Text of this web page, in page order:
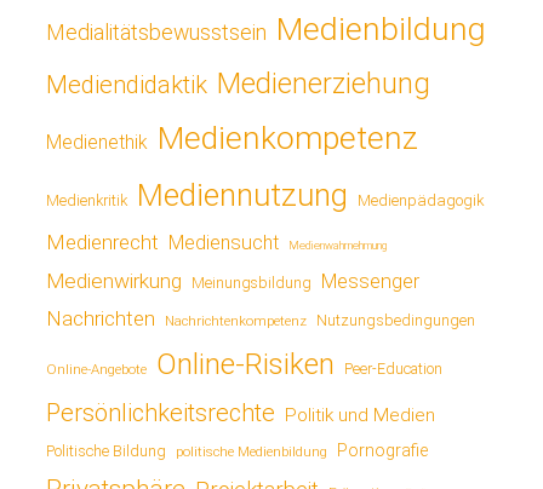
Medialitätsbewusstsein Medienbildung
Mediendidaktik Medienerziehung
Medienethik Medienkompetenz
Medienkritik Mediennutzung Medienpädagogik
Medienrecht Mediensucht Medienwahrnehmung
Medienwirkung Meinungsbildung Messenger
Nachrichten Nachrichtenkompetenz Nutzungsbedingungen
Online-Angebote Online-Risiken Peer-Education
Persönlichkeitsrechte Politik und Medien
Politische Bildung politische Medienbildung Pornografie